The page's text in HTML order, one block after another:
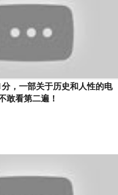
分，一部关于历史和人性的电
敢看第二遍！